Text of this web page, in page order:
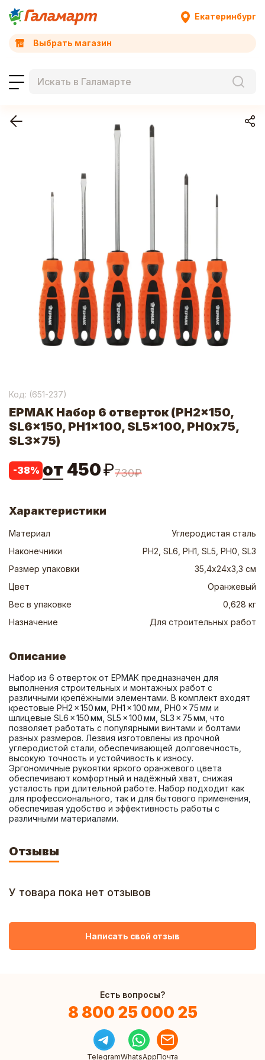
Екатеринбург
Выбрать магазин
Код: (651-237)
ЕРМАК Набор 6 отверток (PH2x150,
SL6x150, PH1x100, SL5x100, PH0x75,
SL3x75)
-38% от 450₽730₽
Характеристики
Материал
Углеродистая сталь
Наконечники
PH2, SL6, PH1, SL5, PH0, SL3
Размер упаковки
35,4х24х3,3 см
Цвет
Оранжевый
Вес в упаковке
0,628 кг
Назначение
Для строительных работ
Описание
Набор из 6 отверток от ЕРМАК предназначен для
выполнения строительных и монтажных работ с
различными крепёжными элементами. В комплект входят
крестовые PH2 × 150 мм, PH1 × 100 мм, PH0 × 75 мм и
шлицевые SL6 × 150 мм, SL5 × 100 мм, SL3 × 75 мм, что
позволяет работать с популярными винтами и болтами
разных размеров. Лезвия изготовлены из прочной
углеродистой стали, обеспечивающей долговечность,
высокую точность и устойчивость к износу.
Эргономичные рукоятки яркого оранжевого цвета
обеспечивают комфортный и надёжный хват, снижая
усталость при длительной работе. Набор подходит как
для профессионального, так и для бытового применения,
обеспечивая удобство и эффективность работы с
различными материалами.
Отзывы
У товара пока нет отзывов
Написать свой отзыв
Есть вопросы?
8 800 25 000 25
TelegramWhatsAppПочта